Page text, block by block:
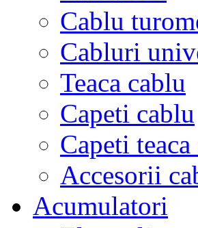
Cablu
Cabluri
Teaca cablu
Capeti cablu
Capeti
Accesorii
Acumulatori